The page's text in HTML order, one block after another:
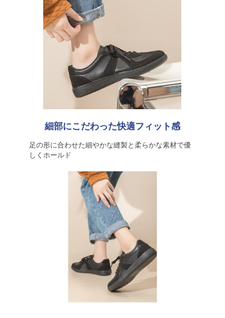
細部にこだわった快適フィット感
足の形に合わせた細やかな縫製と柔らかな素材で優
しくホールド